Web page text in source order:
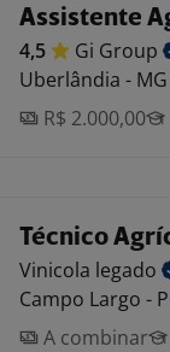
Assistente
4,5 Gi Group
Uberlândia - MG
R$ 2.000,00
Técnico
Vinicola legado
Campo Largo -
A combinar